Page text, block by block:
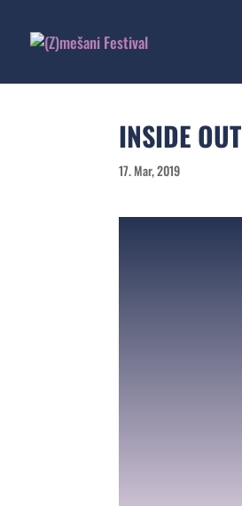
INSIDE OUT
17. Mar, 2019